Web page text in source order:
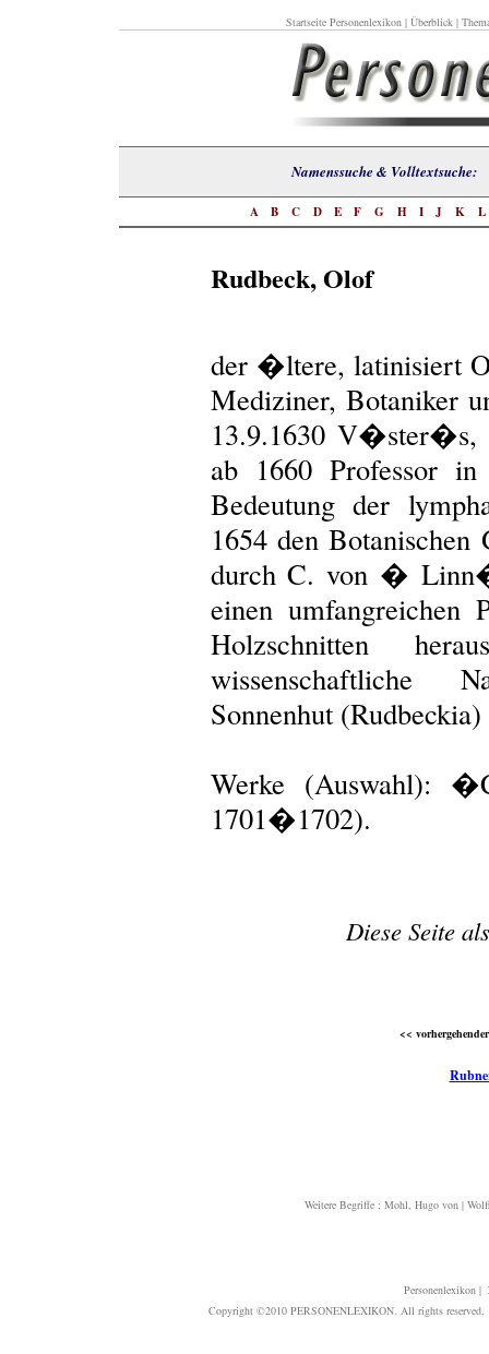
Startseite Personenlexikon| Überblick|
Namenssuche &
A B C D E F G H I J K L
Rudbeck, Olof
der �ltere, latinisiert
Mediziner, Botaniker
13.9.1630 V�ster�s,
ab 1660 Professor
Bedeutung der
1654 den
durch C. von �
einen umfangreichen
Holzschnitten
wissenschaftliche
Sonnenhut
Werke (Auswahl):
1701�1702).
Diese Seite
<<
Weitere Begriffe : Mohl, Hugo von|
Personenlexikon|
Copyright ©2010 PERSONENLEXIKON. All rights